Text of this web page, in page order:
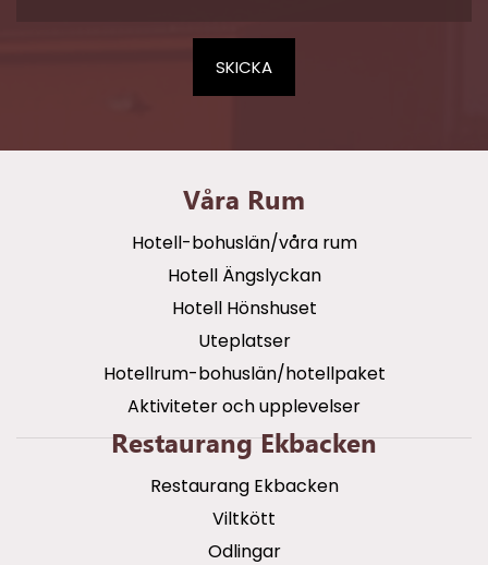
Våra Rum
Hotell-bohuslän/våra rum
Hotell Ängslyckan
Hotell Hönshuset
Uteplatser
Hotellrum-bohuslän/hotellpaket
Aktiviteter och upplevelser
Restaurang Ekbacken
Restaurang Ekbacken
Viltkött
Odlingar